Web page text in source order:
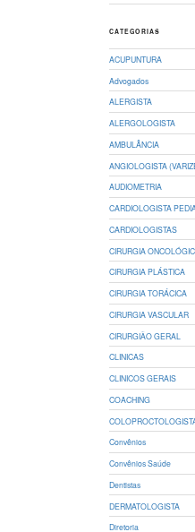
CATEGORIAS
ACUPUNTURA
Advogados
ALERGISTA
ALERGOLOGISTA
AMBULÂNCIA
ANGIOLOGISTA
AUDIOMETRIA
CARDIOLOGISTA
CARDIOLOGISTAS
CIRURGIA
CIRURGIA PLÁSTICA
CIRURGIA TORÁCICA
CIRURGIA VASCULAR
CIRURGIÃO GERAL
CLINICAS
CLINICOS GERAIS
COACHING
Convênios
Convênios Saúde
Dentistas
DERMATOLOGISTA
Diretoria